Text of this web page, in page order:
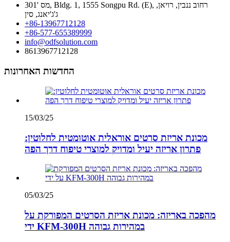
מס '301, Bldg. 1, 1555 Songpu Rd. (E), רחוב ננבין, רויאן,
ג'ג'יאנג, סין
+86-13967712128
+86-577-655389999
info@odfsolution.com
8613967712128
החדשות האחרונות
15/03/25
מכונת אריזת סרטים אוראלית אוטומטית לחלוטין:
פתרון אריזה יעיל ומדויק למוצרי טיפוח דרך הפה
05/03/25
מהפכה באריזה: מכונת אריזת הסרטים המפורקת על
ידי KFM-300H במהירות גבוהה